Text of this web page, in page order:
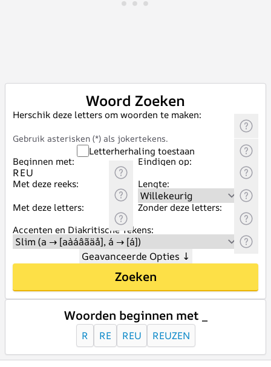
Woord Zoeken
Herschik deze letters om woorden te maken:
Gebruik asterisken (*) als jokertekens.
Letterherhaling toestaan
Beginnen met:
Eindigen op:
Met deze reeks:
Lengte:
Met deze letters:
Zonder deze letters:
Accenten en Diakritische Tekens:
Geavanceerde Opties ↓
Zoeken
Woorden beginnen met _
R RE REU REUZEN